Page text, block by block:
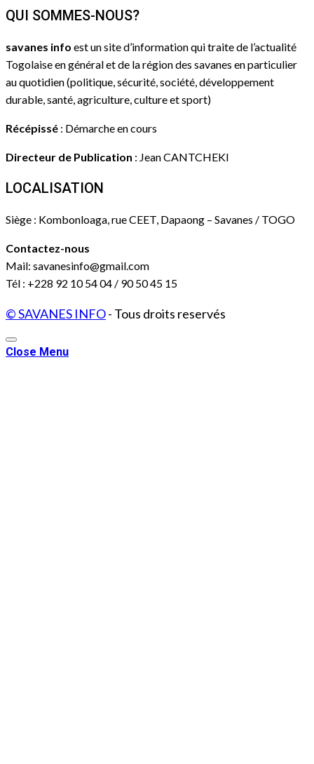
QUI SOMMES-NOUS?
savanes info est un site d’information qui traite de l’actualité
Togolaise en général et de la région des savanes en particulier
au quotidien (politique, sécurité, société, développement
durable, santé, agriculture, culture et sport)
Récépissé : Démarche en cours
Directeur de Publication : Jean CANTCHEKI
LOCALISATION
Siège : Kombonloaga, rue CEET, Dapaong – Savanes / TOGO
Contactez-nous
Mail: savanesinfo@gmail.com
Tél : +228 92 10 54 04 / 90 50 45 15
© SAVANES INFO- Tous droits reservés
Close Menu